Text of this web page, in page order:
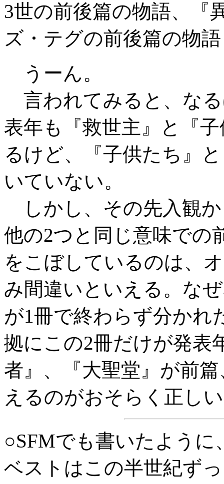
3世の前後篇の物語、『
ズ・テグの前後篇の物
うーん。
言われてみると、な
表年も『救世主』と『
るけど、『子供たち』
いていない。
しかし、その先入観
他の2つと同じ意味での
をこぼしているのは、
み間違いといえる。な
が1冊で終わらず分かれ
拠にこの2冊だけが発表
者』、『大聖堂』が前
えるのがおそらく正し
○SFMでも書いたよう
ベストはこの半世紀ず